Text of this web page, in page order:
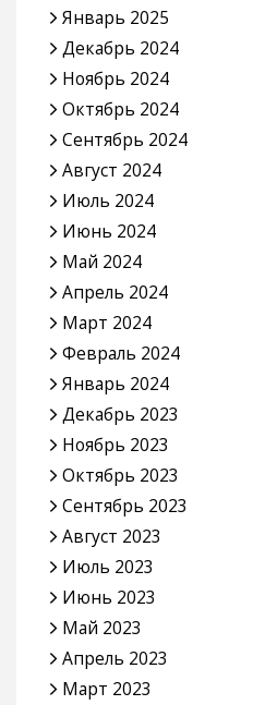
Январь 2025
Декабрь 2024
Ноябрь 2024
Октябрь 2024
Сентябрь 2024
Август 2024
Июль 2024
Июнь 2024
Май 2024
Апрель 2024
Март 2024
Февраль 2024
Январь 2024
Декабрь 2023
Ноябрь 2023
Октябрь 2023
Сентябрь 2023
Август 2023
Июль 2023
Июнь 2023
Май 2023
Апрель 2023
Март 2023